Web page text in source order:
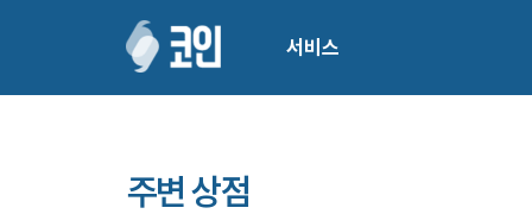
서비스
주변 상점